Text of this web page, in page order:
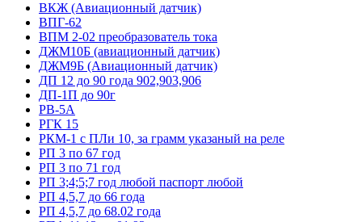
ВКЖ (Авиационный датчик)
ВПГ-62
ВПМ 2-02 преобразователь тока
ДЖМ10Б (авиационный датчик)
ДЖМ9Б (Авиационный датчик)
ДП 12 до 90 года 902,903,906
ДП-1П до 90г
РВ-5А
РГК 15
РКМ-1 с ПЛи 10, за грамм указаный на реле
РП 3 по 67 год
РП 3 по 71 год
РП 3;4;5;7 год любой паспорт любой
РП 4,5,7 до 66 года
РП 4,5,7 до 68.02 года